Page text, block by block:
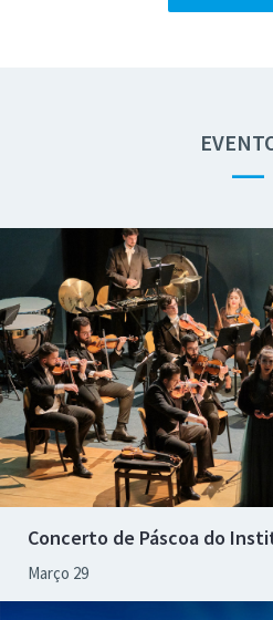
—
Concerto de Páscoa do
Março 29